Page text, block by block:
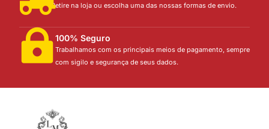
Retire na loja ou escolha uma das nossas formas de envio.
100% Seguro
Trabalhamos com os principais meios de pagamento, sempre
com sigilo e segurança de seus dados.